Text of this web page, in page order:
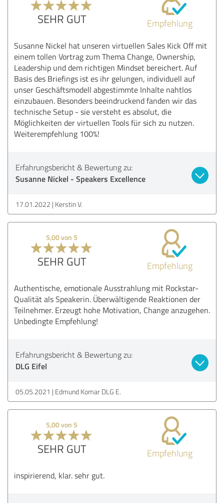
SEHR GUT Empfehlung
Susanne Nickel hat unseren virtuellen Sales Kick Off mit
einem tollen Vortrag zum Thema Change, Ownership,
Leadership und dem richtigen Mindset bereichert. Auf
Basis des Briefings ist es ihr gelungen, individuell auf
unser Geschäftsmodell abgestimmte Inhalte nahtlos
einzubauen. Besonders beeindruckend fanden wir das
technische Setup - sie versteht es absolut, die
Möglichkeiten der virtuellen Tools für sich zu nutzen.
Weiterempfehlung 100%!
Erfahrungsbericht & Bewertung zu:
Susanne Nickel - Speakers Excellence
17.01.2022 Kerstin V.
5,00 von 5
SEHR GUT Empfehlung
Authentische, emotionale Ausstrahlung mit Rockstar-
Qualität als Speakerin. Überwältigende Reaktionen der
Teilnehmer. Erzeugt hohe Motivation, Change anzugehen.
Unbedingte Empfehlung!
Erfahrungsbericht & Bewertung zu:
DLG Eifel
05.05.2021 Edmund Komar DLG E.
5,00 von 5
SEHR GUT Empfehlung
inspirierend, klar. sehr gut.